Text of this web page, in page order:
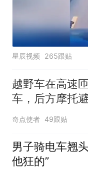
星辰视频 265跟贴
越野车在高速
车，后方摩托
撞，事故如何定
奇点使者 49跟贴
男子骑电车翘
他狂的”